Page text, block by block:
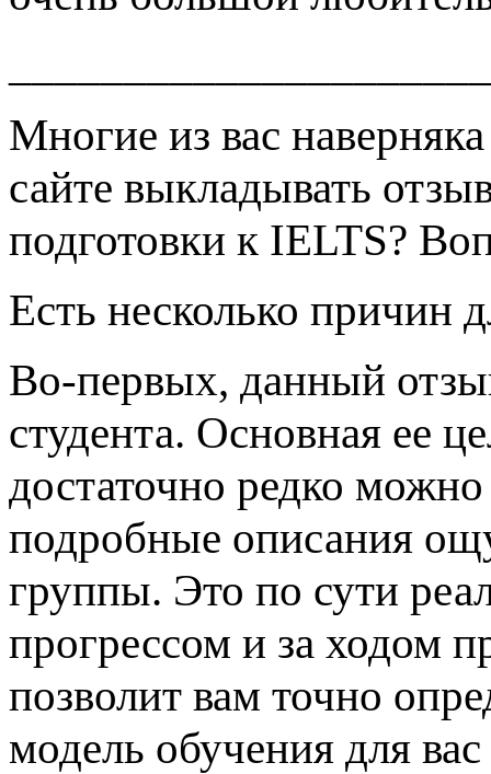
Многие из вас
сайте выкладывать
подготовки к IELTS?
Есть несколько причин
Во-первых, данный
студента. Основная ее
достаточно редко
подробные описания
группы. Это по сути
прогрессом и за ходом
позволит вам точно
модель обучения для